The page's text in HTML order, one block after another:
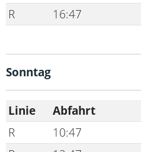
R
16:47
Sonntag
Linie Abfahrt
R
10:47